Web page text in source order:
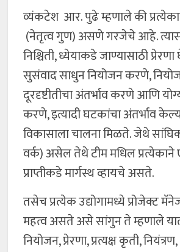
व्यंकटेश आर. पुढे म्हणाले की
(नेतृत्व गुण) असणे गरजेचे आहे.
निश्चिती, ध्येयाकडे जाण्यासाठी
सुसंवाद साधुन नियोजन करणे,
दूरदृष्टीतीचा अंतर्भाव करणे आणि
करणे, इत्यादी घटकांचा अंतर्भाव
विकासाला चालना मिळते. जेथे
वर्क) असेल तेथे टीम मधिल
प्राप्तीकडे मार्गस्थ व्हायचे असते.
तसेच प्रत्येक उद्योगामध्ये प्रोजेक्ट
महत्व असते असे सांगुन ते म्हणाले
नियोजन, प्रेरणा, प्रत्यक्ष कृती,